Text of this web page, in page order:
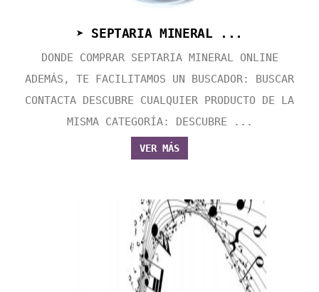
➤ SEPTARIA MINERAL ...
DONDE COMPRAR SEPTARIA MINERAL ONLINE
ADEMÁS, TE FACILITAMOS UN BUSCADOR: BUSCAR
CONTACTA DESCUBRE CUALQUIER PRODUCTO DE LA
MISMA CATEGORÍA: DESCUBRE ...
VER MÁS